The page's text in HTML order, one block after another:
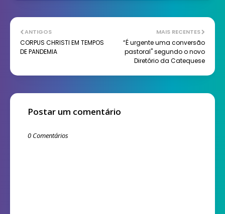
MAIS RECENTES
“É urgente uma conversão
pastoral" segundo o novo
Diretório da Catequese
ANTIGOS
CORPUS CHRISTI EM TEMPOS
DE PANDEMIA
Postar um comentário
0 Comentários